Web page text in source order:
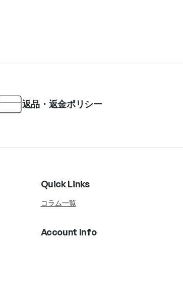
返品・返金ポリシー
Quick Links
コラム一覧
Account Info